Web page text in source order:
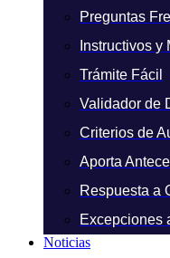
Preguntas
Instructivos y
Trámite Fácil
Validador de
Criterios de
Aporta
Respuesta a
Excepciones
Noticias